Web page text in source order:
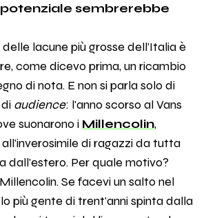
sembrerebbe
lacune più grosse dell'Italia è
come dicevo prima, un ricambio
di nota. E non si parla solo di
audience: l'anno scorso al Vans
suonarono i Millencolin,
all'inverosimile di ragazzi da tutta
dall'estero. Per quale motivo?
Se facevi un salto nel
più gente di trent'anni spinta dalla